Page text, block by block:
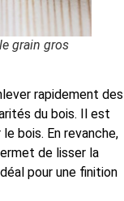
grain gros
rapidement des
du bois. Il est
bois. En revanche,
de lisser la
pour une finition